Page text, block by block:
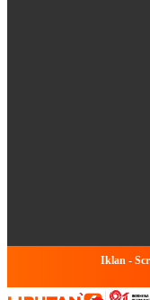
Iklan -